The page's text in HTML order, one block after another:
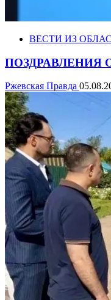
ВЕСТИ ИЗ
ПОЗДРАВЛЕНИЯ
Ржевская Правда